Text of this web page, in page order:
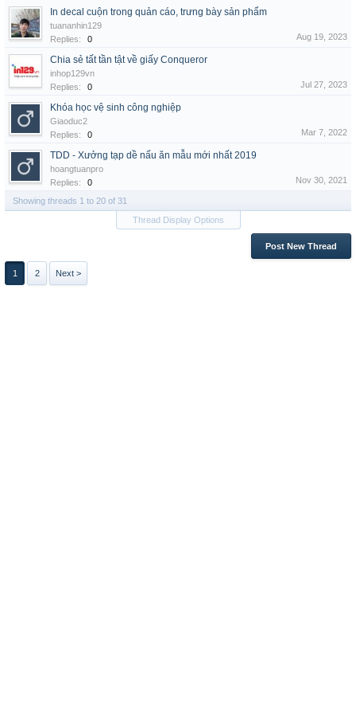
In decal cuộn trong quản cáo, trưng bày sản phẩm
tuananhin129
Replies:
0 Aug 19, 2023
Chia sẻ tất tần tật về giấy Conqueror
inhop129vn
Replies:
0 Jul 27, 2023
Khóa học vệ sinh công nghiệp
Giaoduc2
Replies:
0 Mar 7, 2022
TDD - Xưởng tạp dề nấu ăn mẫu mới nhất 2019
hoangtuanpro
Replies:
0 Nov 30, 2021
Showing threads 1 to 20 of 31
Thread Display Options
Post New Thread
1 2 Next >